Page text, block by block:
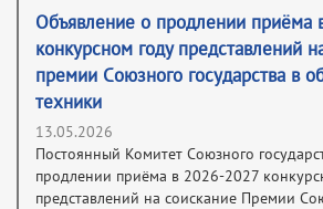
Oбъявление о продлении приёма
конкурсном году представлений
премии Cоюзного государства в
техники
13.05.2026
Постоянный Комитет Союзного
продлении приёма в 2026-2027
представлений на соискание Премии